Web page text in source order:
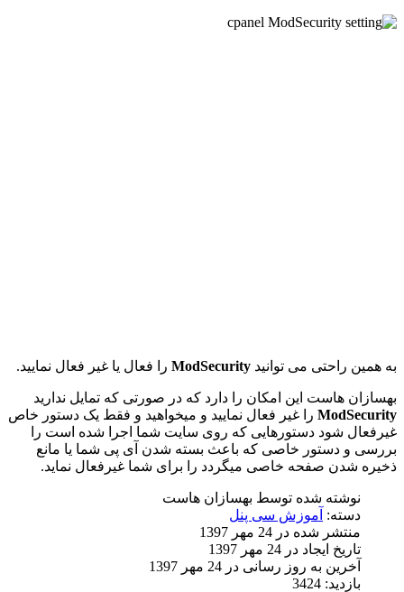
به همین راحتی می توانید ModSecurity را فعال یا غیر فعال نمایید.
بهسازان هاست این امکان را دارد که در صورتی که تمایل ندارید
ModSecurity را غیر فعال نمایید و میخواهید و فقط یک دستور خاص
غیرفعال شود دستورهایی که روی سایت شما اجرا شده است را
بررسی و دستور خاصی که باعث بسته شدن آی پی شما یا مانع
ذخیره شدن صفحه خاصی میگردد را برای شما غیرفعال نماید.
نوشته شده توسط بهسازان هاست
دسته: آموزش سی پنل
منتشر شده در 24 مهر 1397
تاریخ ایجاد در 24 مهر 1397
آخرین به روز رسانی در 24 مهر 1397
بازدید: 3424